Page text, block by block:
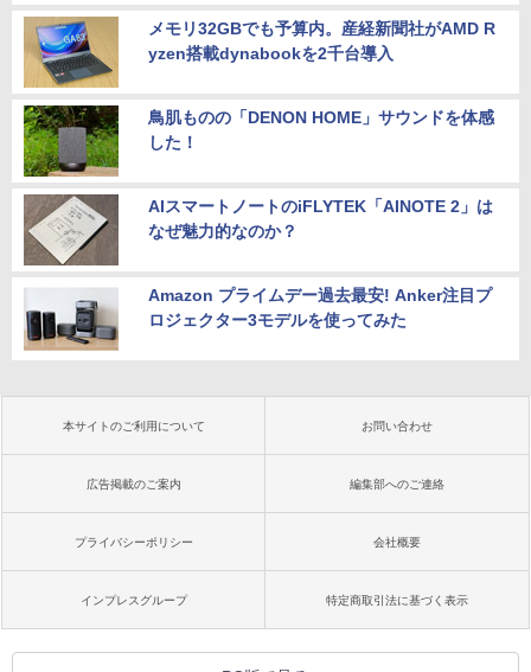
メモリ32GBでも予算内。産経新聞社がAMD R
yzen搭載dynabookを2千台導入
鳥肌ものの「DENON HOME」サウンドを体感
した！
AIスマートノートのiFLYTEK「AINOTE 2」は
なぜ魅力的なのか？
Amazon プライムデー過去最安! Anker注目プ
ロジェクター3モデルを使ってみた
本サイトのご利用について お問い合わせ
広告掲載のご案内 編集部へのご連絡
プライバシーポリシー 会社概要
インプレスグループ 特定商取引法に基づく表示